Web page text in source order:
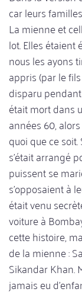
car leurs
La mienne et
lot. Elles
nous les ayons
appris (par le
disparu
était mort dans
années 60,
quoi que ce
s'était arrangé
puissent se
s'opposaient à
était venu
voiture à
cette histoire,
de la mienne :
Sikandar Khan.
jamais eu